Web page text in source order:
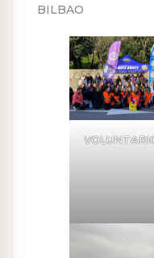
BILBAO